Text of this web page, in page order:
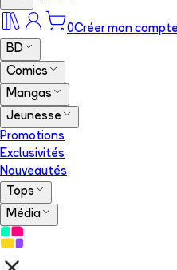
0Créer mon compte
BD
Comics
Mangas
Jeunesse
Promotions
Exclusivités
Nouveautés
Tops
Média